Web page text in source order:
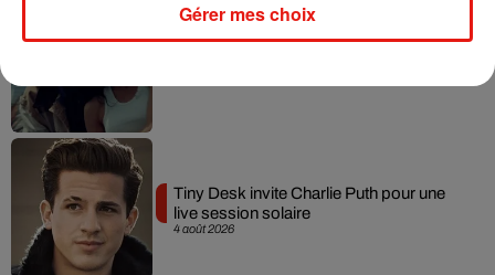
Benny Blanco invite Selena Gomez et
4 août 2026
Tiny Desk invite Charlie Puth pour une
live session solaire
Gérer mes choix